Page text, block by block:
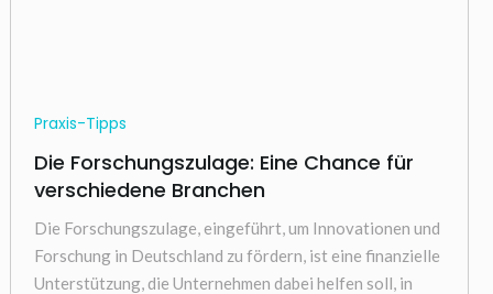
Praxis-Tipps
Die Forschungszulage: Eine Chance für
verschiedene Branchen
Die Forschungszulage, eingeführt, um Innovationen und
Forschung in Deutschland zu fördern, ist eine finanzielle
Unterstützung, die Unternehmen dabei helfen soll, in